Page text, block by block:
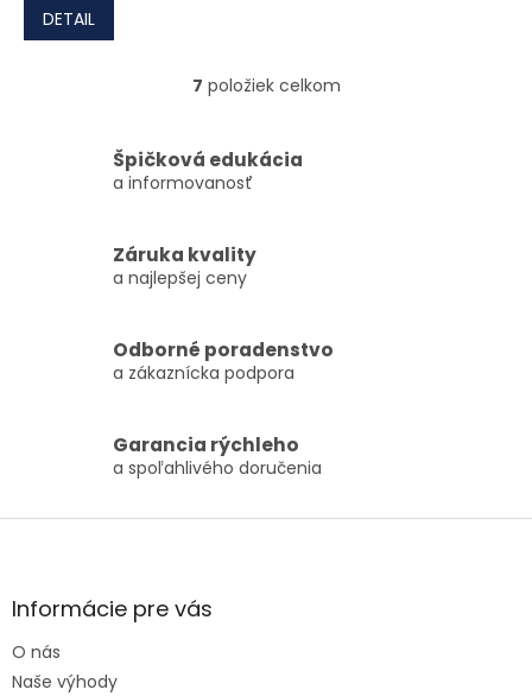
DETAIL
Ovládacie prvky výpisu
7 položiek celkom
Špičková edukácia
a informovanosť
Záruka kvality
a najlepšej ceny
Odborné poradenstvo
a zákaznícka podpora
Garancia rýchleho
a spoľahlivého doručenia
Zápätie
Informácie pre vás
O nás
Naše výhody